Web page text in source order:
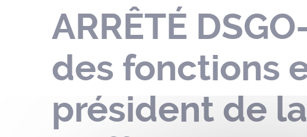
ARRÊTÉ
des fonctions
président de